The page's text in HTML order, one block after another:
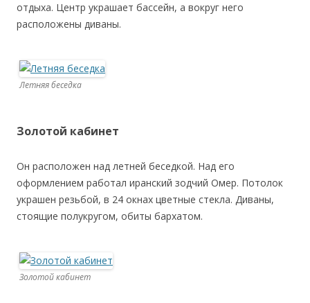
отдыха. Центр украшает бассейн, а вокруг него
расположены диваны.
Летняя беседка
Золотой кабинет
Он расположен над летней беседкой. Над его
оформлением работал иранский зодчий Омер. Потолок
украшен резьбой, в 24 окнах цветные стекла. Диваны,
стоящие полукругом, обиты бархатом.
Золотой кабинет